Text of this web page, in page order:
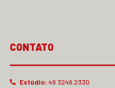
CONTATO
Estúdio: 49 3246.2330